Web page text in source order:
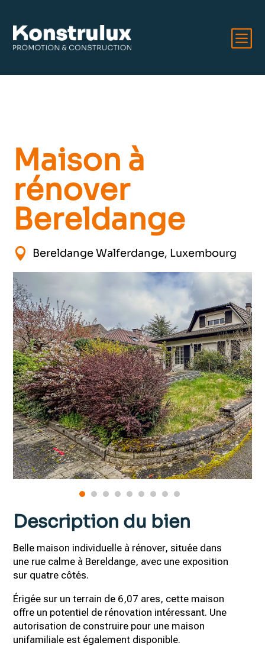
b
Maison à
rénover
Bereldange
 Bereldange Walferdange, Luxembourg
Description du bien
Belle maison individuelle à rénover, située dans
une rue calme à Bereldange, avec une exposition
sur quatre côtés.
Érigée sur un terrain de 6,07 ares, cette maison
offre un potentiel de rénovation intéressant. Une
autorisation de construire pour une maison
unifamiliale est également disponible.